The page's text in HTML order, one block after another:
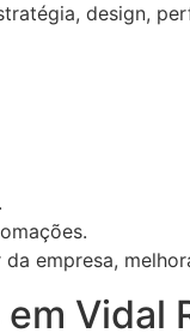
design,
empresa,
Vidal